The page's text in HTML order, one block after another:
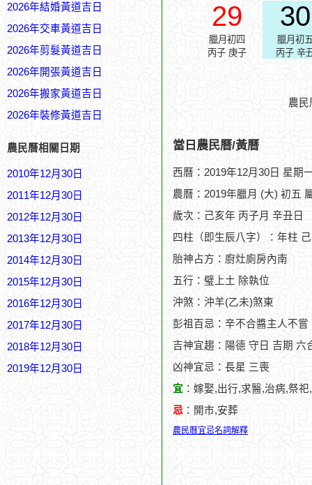
2026年結婚黃道吉日
2026年交車黃道吉日
2026年剪髮黃道吉日
2026年開張黃道吉日
2026年搬家黃道吉日
2026年裝修黃道吉日
農民曆相關日期
2010年12月30日
2011年12月30日
2012年12月30日
2013年12月30日
2014年12月30日
2015年12月30日
2016年12月30日
2017年12月30日
2018年12月30日
2019年12月30日
29
臘月初四
丙子 庚子
30
臘月初
丙子 辛
農
當日農民曆/黃曆
西曆：2019年12月30日 星期
農曆：2019年臘月 (大) 初五
歲次：己亥年 丙子月 辛丑日
四柱（即生辰八字）：年柱
胎神占方：廚灶廁房內南
五行：璧上土 除執位
沖煞：沖羊(乙未)煞東
彭祖百忌：辛不合醬主人不
吉神宜趨：陽德 守日 吉期 六
凶神宜忌：長星 三喪
宜 ：嫁娶,出行,求醫,治病,祭
忌 ：開市,安葬
農民曆宜忌名詞解釋